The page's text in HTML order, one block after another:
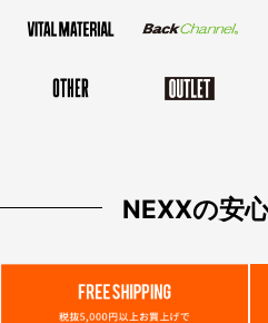
NEXXの安